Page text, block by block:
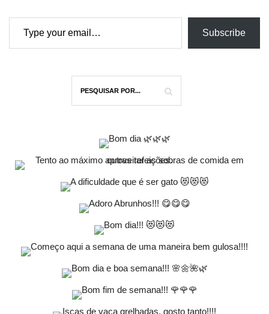
Type your email…
Subscribe